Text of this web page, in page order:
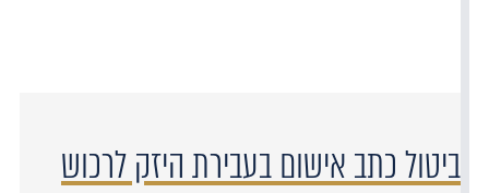
ביטול כתב אישום בעבירת היזק לרכוש